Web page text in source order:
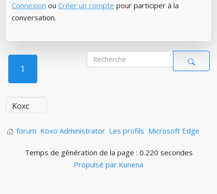
Connexion ou Créer un compte pour participer à la
conversation.
1
forum Koxo Administrator Les profils Microsoft Edge
Temps de génération de la page : 0.220 secondes
Propulsé par Kunena